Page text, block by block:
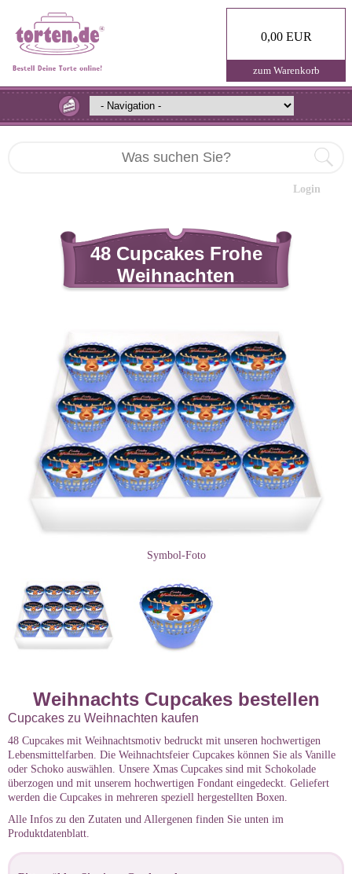
0,00 EUR
zum Warenkorb
Login
48 Cupcakes Frohe
Weihnachten
Symbol-Foto
Weihnachts Cupcakes bestellen
Cupcakes zu Weihnachten kaufen
48 Cupcakes mit Weihnachtsmotiv bedruckt mit unseren hochwertigen
Lebensmittelfarben. Die Weihnachtsfeier Cupcakes können Sie als Vanille
oder Schoko auswählen. Unsere Xmas Cupcakes sind mit Schokolade
überzogen und mit unserem hochwertigen Fondant eingedeckt. Geliefert
werden die Cupcakes in mehreren speziell hergestellten Boxen.
Alle Infos zu den Zutaten und Allergenen finden Sie unten im
Produktdatenblatt.